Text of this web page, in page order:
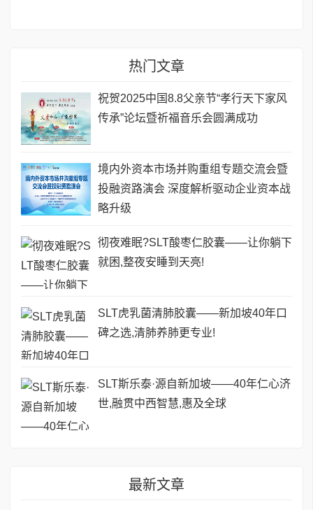
热门文章
祝贺2025中国8.8父亲节“孝行天下家风
传承”论坛暨祈福音乐会圆满成功
境内外资本市场并购重组专题交流会暨
投融资路演会 深度解析驱动企业资本战
略升级
彻夜难眠?SLT酸枣仁胶囊——让你躺下
就困,整夜安睡到天亮!
SLT虎乳菌清肺胶囊——新加坡40年口
碑之选,清肺养肺更专业!
SLT斯乐泰·源自新加坡——40年仁心济
世,融贯中西智慧,惠及全球
最新文章